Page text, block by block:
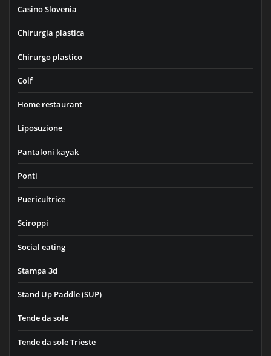
Casino Slovenia
Chirurgia plastica
Chirurgo plastico
Colf
Home restaurant
Liposuzione
Pantaloni kayak
Ponti
Puericultrice
Sciroppi
Social eating
Stampa 3d
Stand Up Paddle (SUP)
Tende da sole
Tende da sole Trieste